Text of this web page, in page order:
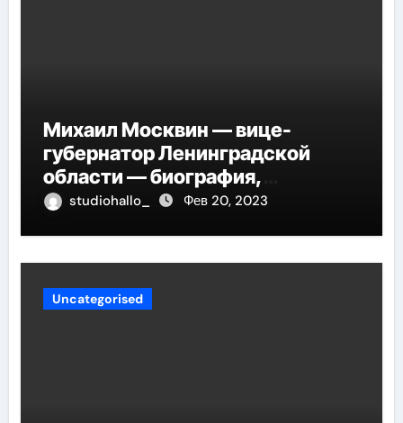
Михаил Москвин — вице-
губернатор Ленинградской
области — биография,
достижения и вклад в развитие
studiohallo_ Фев 20, 2023
Uncategorised